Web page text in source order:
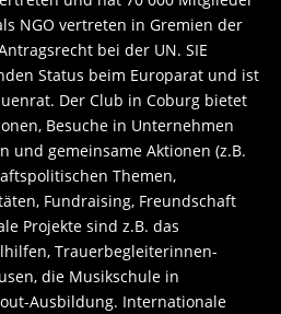
NGO vertreten in Gremien der
bei der UN. SIE
Status beim Europarat und ist
Der Club in Coburg bietet
Besuche in Unternehmen
und gemeinsame Aktionen (z.B.
Themen,
Fundraising, Freundschaft
Projekte sind z.B. das
Trauerbegleiterinnen-
die Musikschule in
Ausbildung. Internationale